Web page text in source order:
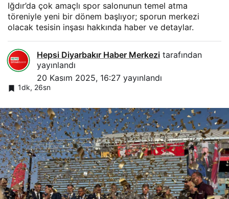
Iğdır’da çok amaçlı spor salonunun temel atma
töreniyle yeni bir dönem başlıyor; sporun merkezi
olacak tesisin inşası hakkında haber ve detaylar.
Hepsi Diyarbakır Haber Merkezi tarafından
yayınlandı
20 Kasım 2025, 16:27 yayınlandı
1dk, 26sn
Yükselişi Süper Lig’e